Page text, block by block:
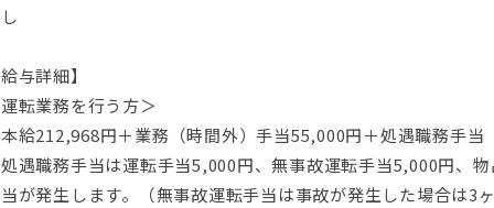
給与詳細】
転業務を行う方＞
給212,968円＋業務（時間外）手当55,000円＋処遇職務手当
遇職務手当は運転手当5,000円、無事故運転手当5,000円、
が発生します。（無事故運転手当は事故が発生した場合は3